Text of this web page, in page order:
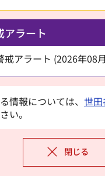
アラート
戒アラート (2026年08
情報については、 世
い。
閉じる